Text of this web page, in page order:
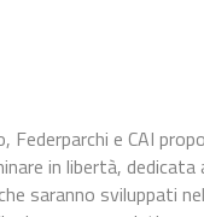
Federparchi e CAI
in libertà,
saranno sviluppati